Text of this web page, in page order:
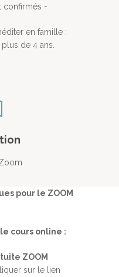
confirmés -
en famille :
de 4 ans.
pour le ZOOM
cours online :
ZOOM
sur le lien